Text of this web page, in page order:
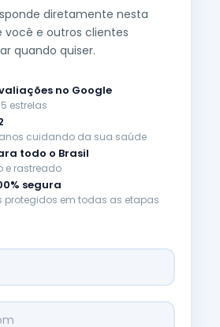
diretamente nesta
você e outros clientes
quando quiser.
no Google
estrelas
cuidando da sua saúde
todo o Brasil
e rastreado
segura
protegidos em todas as etapas